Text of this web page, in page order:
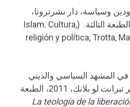
ودين وسياسة، دار نشرتروتا،
Islam. Cultura,
religión y política, Trotta,
في المشهد السياسي والديني
الجديد، دار نشر تيرانت لو بلانك، 2011، الطبعة
La teología de la